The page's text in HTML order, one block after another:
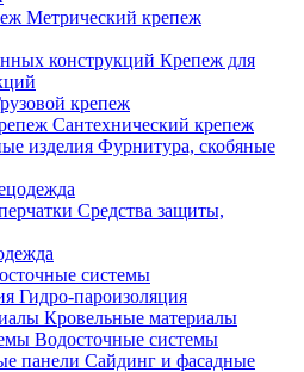
Метрический крепеж
Крепеж для
крепеж
Сантехнический крепеж
Фурнитура, скобяные
Средства защиты,
системы
Гидро-пароизоляция
Кровельные материалы
Водосточные системы
Сайдинг и фасадные